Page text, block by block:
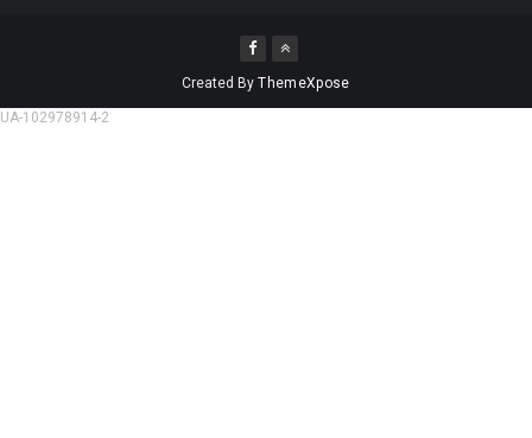
Created ByThemeXpose
UA-102978914-2